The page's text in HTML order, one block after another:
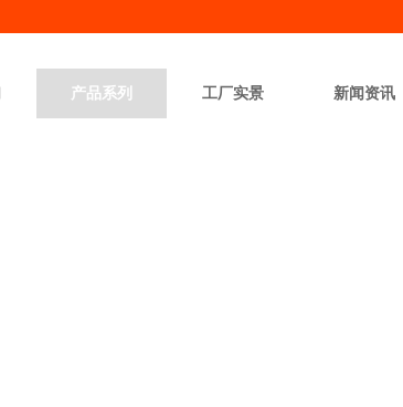
产品系列 工厂实景 新闻资讯